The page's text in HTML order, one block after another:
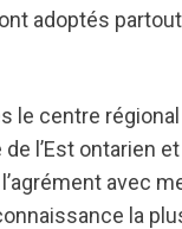
adoptés
le centre régional
l’Est ontarien
avec
la